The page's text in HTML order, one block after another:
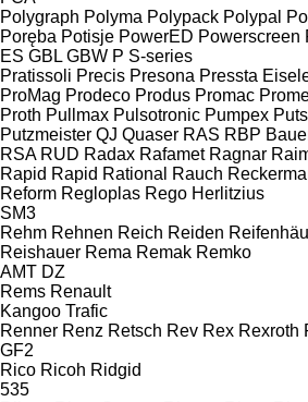
Polygraph Polyma Polypack Polypal
Poręba Potisje PowerED Powerscreen
ES GBL GBW P S-series
Pratissoli Precis Presona Pressta
ProMag Prodeco Produs Promac
Proth Pullmax Pulsotronic Pumpex
Putzmeister QJ Quaser RAS RBP
RSA RUD Radax Rafamet Ragnar
Rapid Rapid Rational Rauch
Reform Regloplas Rego Herlitzius
SM3
Rehm Rehnen Reich Reiden
Reishauer Rema Remak Remko
AMT DZ
Rems Renault
Kangoo Trafic
Renner Renz Retsch Rev Rex Rexroth
GF2
Rico Ricoh Ridgid
535